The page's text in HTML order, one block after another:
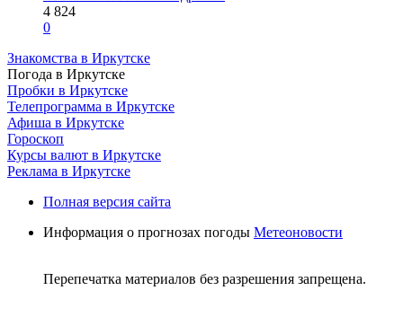
4 824
0
Знакомства в Иркутске
Погода в Иркутске
Пробки в Иркутске
Телепрограмма в Иркутске
Афиша в Иркутске
Гороскоп
Курсы валют в Иркутске
Реклама в Иркутске
Полная версия сайта
Информация о прогнозах погоды Метеоновости
Перепечатка материалов без разрешения запрещена.